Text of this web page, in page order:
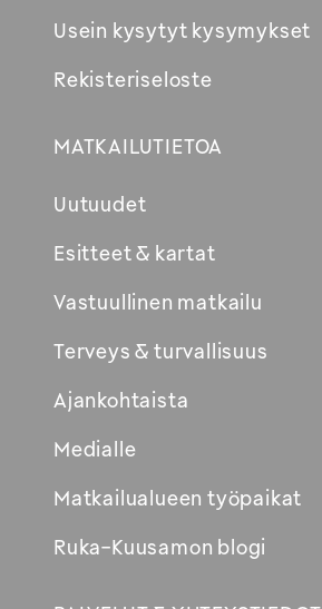
Usein kysytyt kysymykset
Rekisteriseloste
MATKAILUTIETOA
Uutuudet
Esitteet & kartat
Vastuullinen matkailu
Terveys & turvallisuus
Ajankohtaista
Medialle
Matkailualueen työpaikat
Ruka-Kuusamon blogi